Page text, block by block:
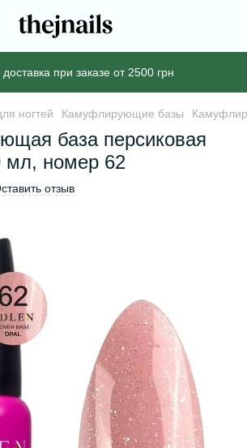
при заказе от 2500 грн
ногтей Камуфлирующие базы
база персиковая
мл, номер 62
отзыв